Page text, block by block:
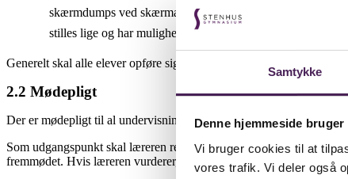
Samtykke
Denne hjemmeside bruger
Vi bruger cookies til at
vores trafik. Vi deler også
skærmdumps ved skærmændringer, mens eleven er til
stilles lige og har mulighed for at dokumentere, når en evt.
Generelt skal alle elever opføre sig i overensstemmelse med
2.2 Mødepligt
Der er mødepligt til al undervisning.
Som udgangspunkt skal læreren registrere fremmødte og
fremmødet. Hvis læreren vurderer, at den enkelte elev har været til